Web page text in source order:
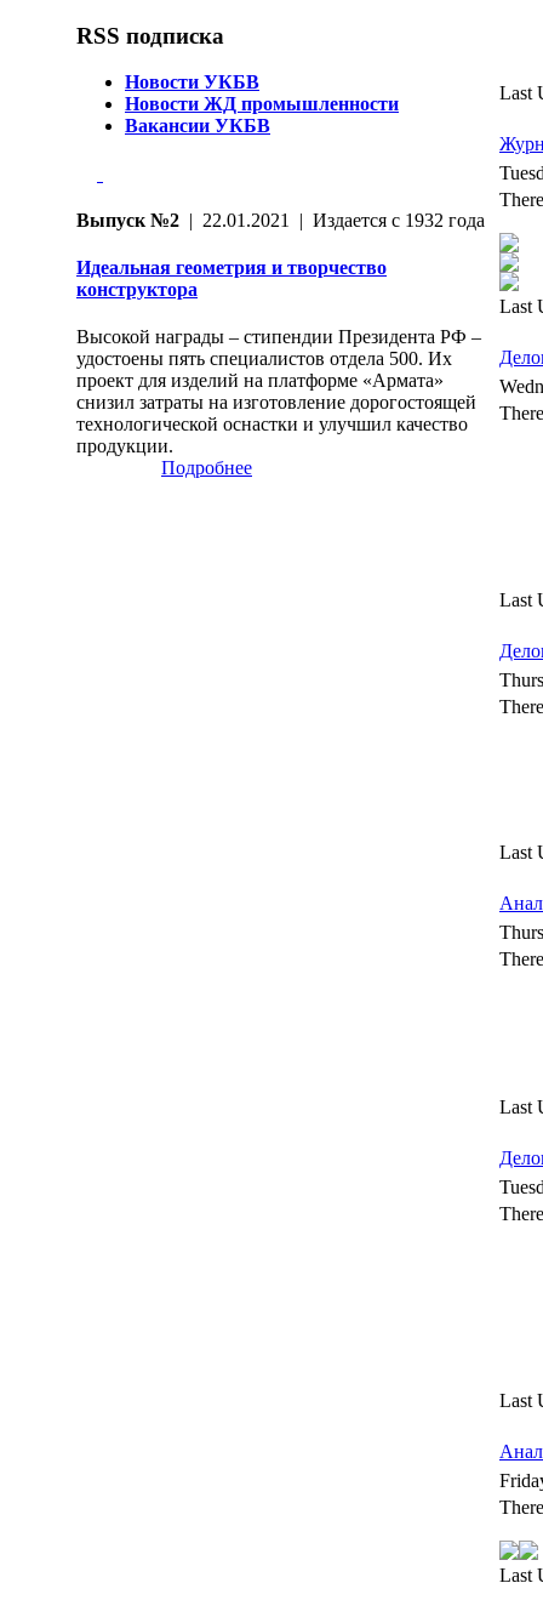
RSS подписка
Новости УКБВ
Новости ЖД промышленности
Вакансии УКБВ
Выпуск №2 | 22.01.2021 | Издается с 1932 года
Идеальная геометрия и творчество
конструктора
Высокой награды – стипендии Президента РФ –
удостоены пять специалистов отдела 500. Их
проект для изделий на платформе «Армата»
снизил затраты на изготовление дорогостоящей
технологической оснастки и улучшил качество
продукции.
Подробнее
Last
Last
Last
Last
Last
Last
Last